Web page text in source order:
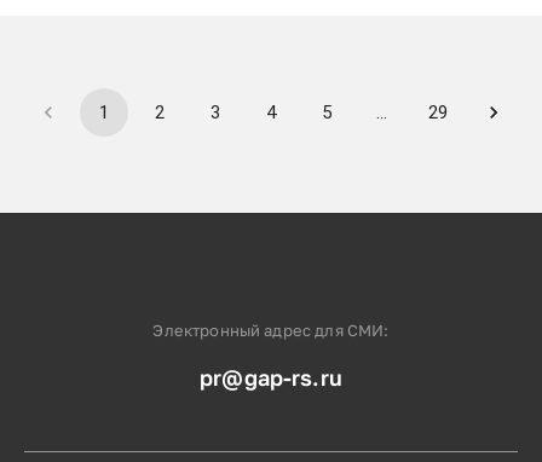
1 2 3 4 5 29
Электронный адрес для СМИ:
pr@gap-rs.ru